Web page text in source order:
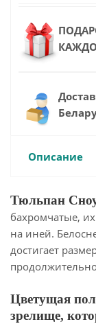
Описание
Тюльпан
бахромчатые,
на иней.
достигает
Цветущая
зрелище,